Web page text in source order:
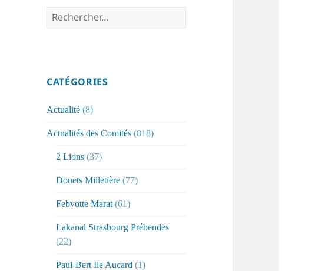
Rechercher :
CATÉGORIES
Actualité (8)
Actualités des Comités (818)
2 Lions (37)
Douets Milletière (77)
Febvotte Marat (61)
Lakanal Strasbourg Prébendes
(22)
Paul-Bert Ile Aucard (1)